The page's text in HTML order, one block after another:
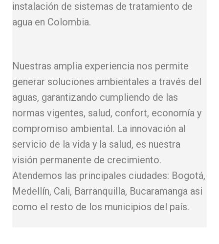
instalación de sistemas de tratamiento de
agua en Colombia.
Nuestras amplia experiencia nos permite
generar soluciones ambientales a través del
aguas, garantizando cumpliendo de las
normas vigentes, salud, confort, economía y
compromiso ambiental. La innovación al
servicio de la vida y la salud, es nuestra
visión permanente de crecimiento.
Atendemos las principales ciudades: Bogotá,
Medellín, Cali, Barranquilla, Bucaramanga asi
como el resto de los municipios del país.